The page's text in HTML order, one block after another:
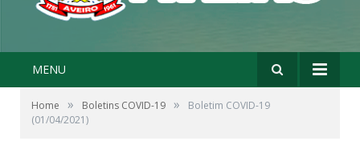
MENU
Home » Boletins COVID-19 »
Boletim COVID-19
(01/04/2021)